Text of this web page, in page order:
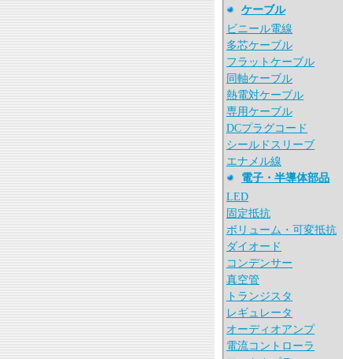
ケーブル
ビニール電線
多芯ケーブル
フラットケーブル
同軸ケーブル
熱電対ケーブル
専用ケーブル
DCプラグコード
シールドスリーブ
エナメル線
電子・半導体部品
LED
固定抵抗
ボリューム・可変抵抗
ダイオード
コンデンサー
真空管
トランジスタ
レギュレータ
オーディオアンプ
電流コントローラ